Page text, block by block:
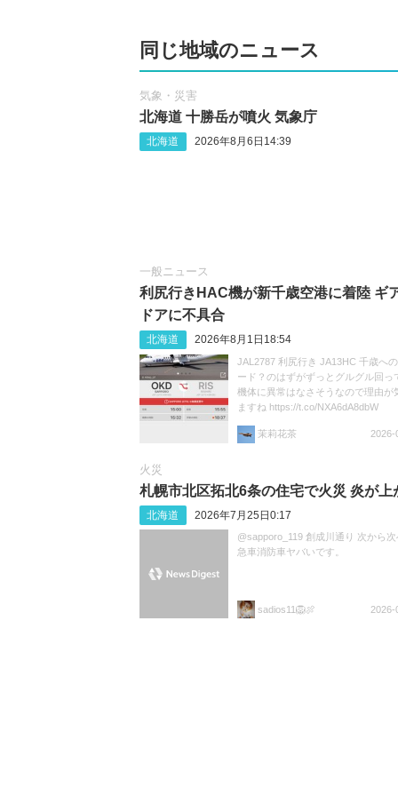
同じ地域のニュース
気象・災害
北海道 十勝岳が噴火 気象庁
北海道 2026年8月6日14:39
一般ニュース
利尻行きHAC機が新千歳空港に着陸 ギ
ドアに不具合
北海道 2026年8月1日18:54
JAL2787 利尻行き JA13HC 千歳へ
ード？のはずがずっとグルグル回っ
機体に異常はなさそうなので理由が
ますね https://t.co/NXA6dA8dbW
茉莉花茶 2026-
火災
札幌市北区拓北6条の住宅で火災 炎が上
北海道 2026年7月25日0:17
@sapporo_119 創成川通り 次から次
急車消防車ヤバいです。
sadios11🦁🍖 2026-